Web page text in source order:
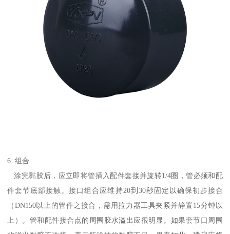
6 .组合
涂完黏胶后，应立即将管插入配件套接并旋转1/4圈，管必须和配
件套节底部接触。接口组合应维持20到30秒固定以确保初步接合
（DN150以上的管件之接合，需用拉力器工具夹紧并静置15分钟以
上）。管和配件接合点的周围胶水溢出应很明显。如果套节口周围